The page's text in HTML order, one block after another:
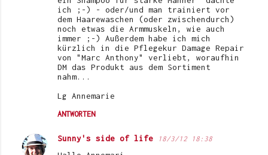
ich ;-) - oder/und man trainiert vor
dem Haarewaschen (oder zwischendurch)
noch etwas die Armmuskeln, wie auch
immer ;-) Außerdem habe ich mich
kürzlich in die Pflegekur Damage Repair
von "Marc Anthony" verliebt, woraufhin
DM das Produkt aus dem Sortiment
nahm...
Lg Annemarie
ANTWORTEN
Sunny's side of life 18/3/12 18:38